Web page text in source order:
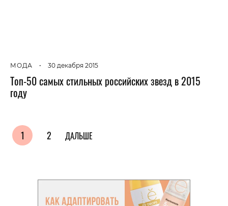
МОДА • 30 декабря 2015
Топ-50 самых стильных российских звезд в 2015
году
1 2 ДАЛЬШЕ